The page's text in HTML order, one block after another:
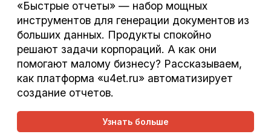
«Быстрые отчеты» — набор мощных
инструментов для генерации документов из
больших данных. Продукты спокойно
решают задачи корпораций. А как они
помогают малому бизнесу? Рассказываем,
как платформа «u4et.ru» автоматизирует
создание отчетов.
Узнать больше